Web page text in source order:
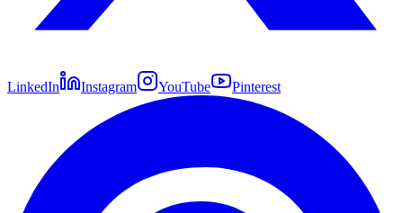
LinkedIn Instagram YouTube Pinterest